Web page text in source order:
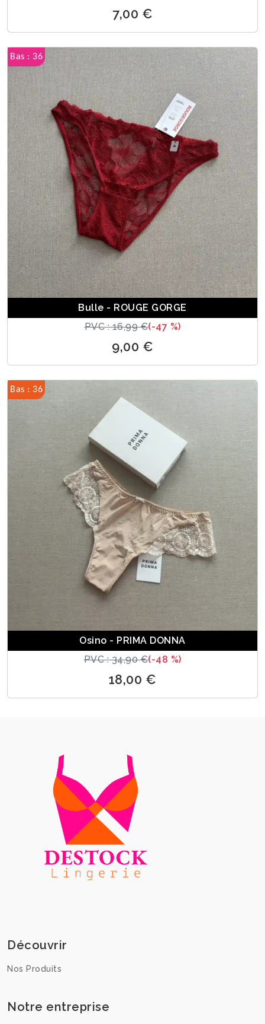
7,00 €
Bas : 36
Bulle - ROUGE GORGE
PVC : 16,99 €(-47 %)
9,00 €
Bas : 36
Osino - PRIMA DONNA
PVC : 34,90 €(-48 %)
18,00 €
Découvrir
Nos Produits
Notre entreprise